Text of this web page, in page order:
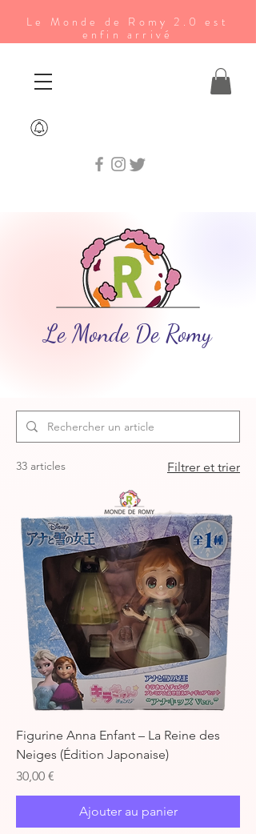
Le Monde de Romy 2.0 est
enfin arrivé
Le Monde De Romy
33 articles Filtrer et trier
Figurine Anna Enfant – La Reine des
Neiges (Édition Japonaise)
Prix
30,00 €
Ajouter au panier